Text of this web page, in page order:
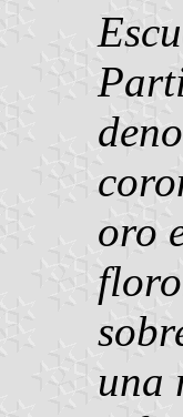
oro
una